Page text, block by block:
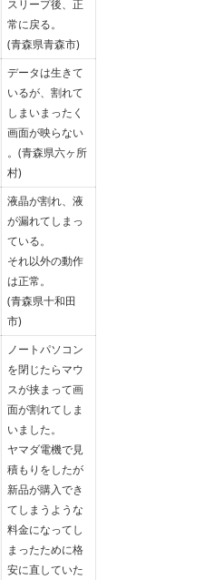
スリープ後、正
常に戻る。
(青森県青森市)
データは生きて
いるが、割れて
しまいまったく
画面が映らない
。(青森県六ヶ所
村)
液晶が割れ、液
が漏れてしまっ
ている。
それ以外の動作
は正常。
(青森県十和田
市)
ノートパソコン
を閉じたらマウ
スが挟まって画
面が割れてしま
いました。
ヤマダ電機で見
積もりをしたが
新品が購入でき
てしまうような
料金になってし
まったために格
安に直していた